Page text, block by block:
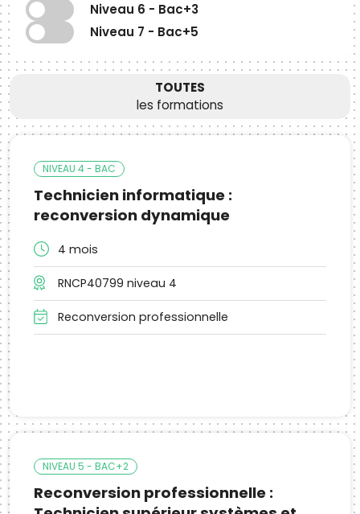
Niveau 6 - Bac+3
Niveau 7 - Bac+5
TOUTES
les formations
NIVEAU 4 - BAC
Technicien informatique :
reconversion dynamique
4 mois
RNCP40799 niveau 4
Reconversion professionnelle
NIVEAU 5 - BAC+2
Reconversion professionnelle :